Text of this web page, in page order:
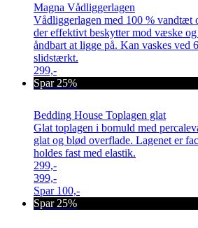
Magna Vådliggerlagen
Vådliggerlagen med 100 % vandtæt
der effektivt beskytter mod væske
åndbart at ligge på. Kan vaskes ved
slidstærkt.
299,-
Spar 25%
Bedding House Toplagen glat
Glat toplagen i bomuld med
glat og blød overflade. Lagenet er
holdes fast med elastik.
299,-
399,-
Spar 100,-
Spar 25%